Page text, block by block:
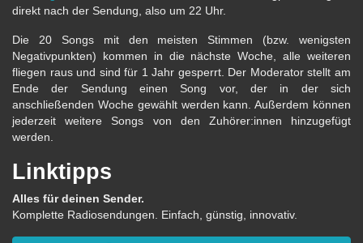
direkt nach der Sendung, also um 22 Uhr.
Die 20 Songs mit den meisten Stimmen (bzw. wenigsten
Negativpunkten) kommen in die nächste Woche, alle weiteren
fliegen raus und sind für 1 Jahr gesperrt. Der Moderator stellt am
Ende der Sendung einen Song vor, der in der sich
anschließenden Woche gewählt werden kann. Außerdem können
jederzeit weitere Songs von den Zuhörer:innen hinzugefügt
werden.
Linktipps
Alles für deinen Sender.
Komplette Radiosendungen. Einfach, günstig, innovativ.